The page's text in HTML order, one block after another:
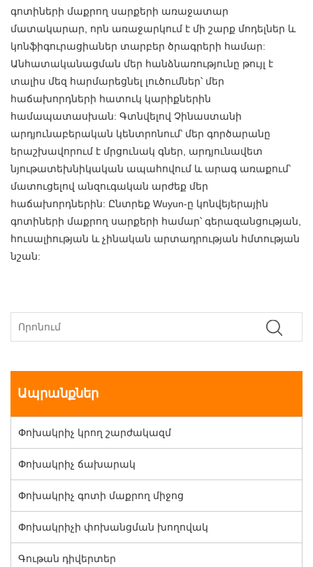
գոտիների մաքրող սարքերի առաջատար
մատակարար, որն առաջարկում է մի շարք մոդելներ և
կոնֆիգուրացիաներ տարբեր ծրագրերի համար:
Անհատականացման մեր հանձնառությունը թույլ է
տալիս մեզ հարմարեցնել լուծումներ՝ մեր
հաճախորդների հատուկ կարիքներին
համապատասխան: Գտնվելով Չինաստանի
արդյունաբերական կենտրոնում՝ մեր գործարանը
երաշխավորում է մրցունակ գներ, արդյունավետ
նյութատեխնիկական ապահովում և արագ առաքում՝
մատուցելով անզուգական արժեք մեր
հաճախորդներին: Ընտրեք Wuyun-ը կոնվեյերային
գոտիների մաքրող սարքերի համար՝ գերազանցության,
հուսալիության և չինական արտադրության հմտության
նշան:
Ապրանքներ
Փոխակրիչ կրող շարժակազմ
Փոխակրիչ ճախարակ
Փոխակրիչ գոտի մաքրող միջոց
Փոխակրիչի փոխանցման խողովակ
Գութան դիվերտեր